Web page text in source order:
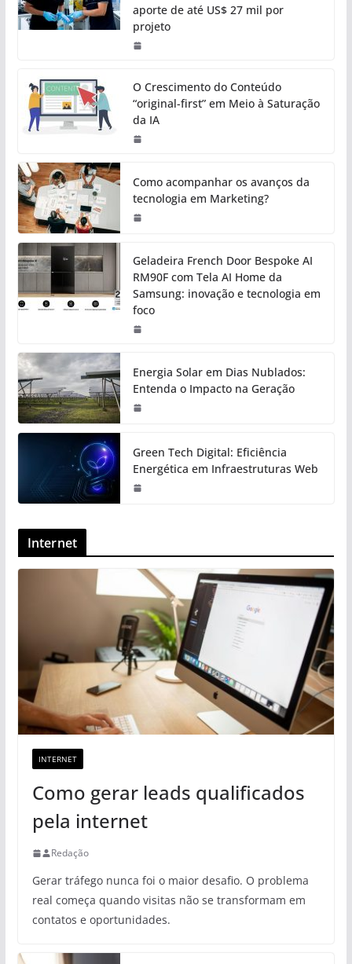
aporte de até US$ 27 mil por
projeto
O Crescimento do Conteúdo
“original-first” em Meio à Saturação
da IA
Como acompanhar os avanços da
tecnologia em Marketing?
Geladeira French Door Bespoke AI
RM90F com Tela AI Home da
Samsung: inovação e tecnologia em
foco
Energia Solar em Dias Nublados:
Entenda o Impacto na Geração
Green Tech Digital: Eficiência
Energética em Infraestruturas Web
Internet
INTERNET
Como gerar leads qualificados
pela internet
Redação
Gerar tráfego nunca foi o maior desafio. O problema
real começa quando visitas não se transformam em
contatos e oportunidades.